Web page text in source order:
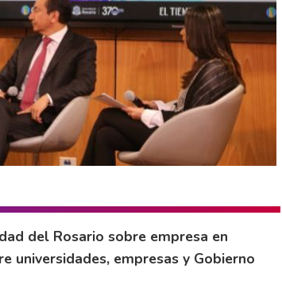
del Rosario sobre empresa en
universidades, empresas y Gobierno